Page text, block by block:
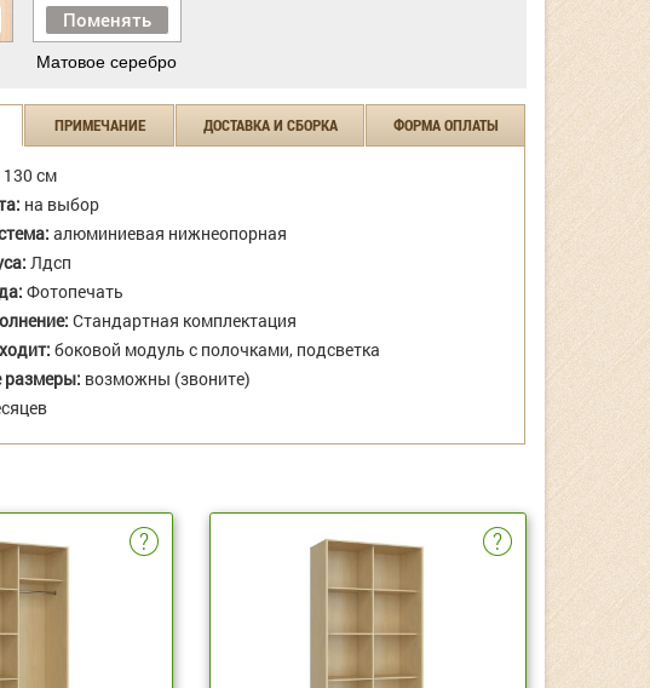
Поменять
Матовое серебро
ПРИМЕЧАНИЕ ДОСТАВКА И СБОРКА ФОРМА ОПЛАТЫ
130 см
на выбор
алюминиевая нижнеопорная
Лдсп
Фотопечать
Стандартная комплектация
боковой модуль с полочками, подсветка
размеры: возможны (звоните)